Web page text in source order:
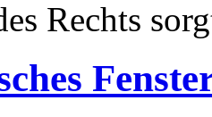
Rechts